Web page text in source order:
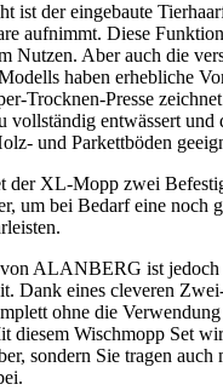
ist der eingebaute
aufnimmt. Diese
Nutzen. Aber auch die
haben erhebliche
Trocknen-Presse
vollständig entwässert und
und Parkettböden
der XL-Mopp zwei
um bei Bedarf eine noch
ALANBERG ist jedoch
Dank eines cleveren
ohne die
diesem Wischmopp Set
sondern Sie tragen auch